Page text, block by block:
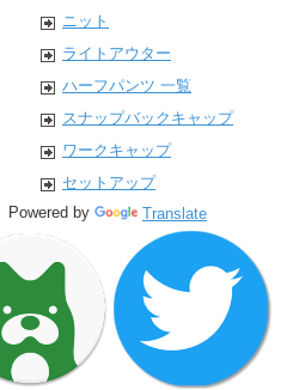
ニット
ライトアウター
ハーフパンツ 一覧
スナップバックキャップ
ワークキャップ
セットアップ
Powered by
Translate